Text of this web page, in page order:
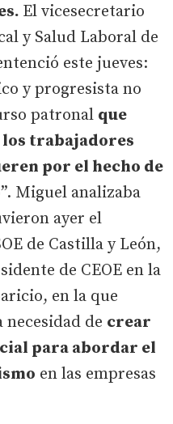
El vicesecretario
y Salud Laboral de
este jueves:
y progresista no
patronal que
trabajadores
por el hecho de
”. Miguel analizaba
ayer el
de Castilla y León,
de CEOE en la
en la que
de crear
para abordar el
en las empresas